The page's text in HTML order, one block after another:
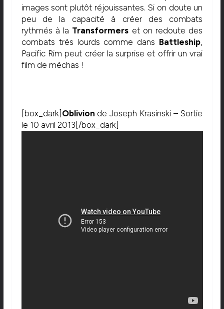
images sont plutôt réjouissantes. Si on doute un
peu de la capacité à créer des combats
rythmés à la Transformers et on redoute des
combats très lourds comme dans Battleship,
Pacific Rim peut créer la surprise et offrir un vrai
film de méchas !
[box_dark] Oblivion de Joseph Krasinski – Sortie
le 10 avril 2013[/box_dark]